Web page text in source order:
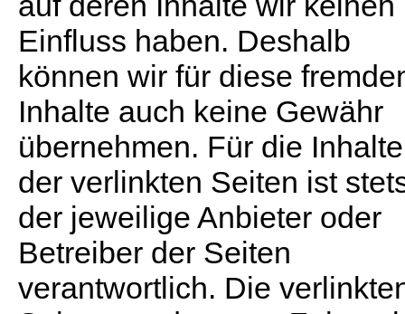
Einfluss haben. Deshalb
können wir für diese
Inhalte auch keine Gewähr
übernehmen. Für die Inhalte
der verlinkten Seiten ist
der jeweilige Anbieter oder
Betreiber der Seiten
verantwortlich. Die